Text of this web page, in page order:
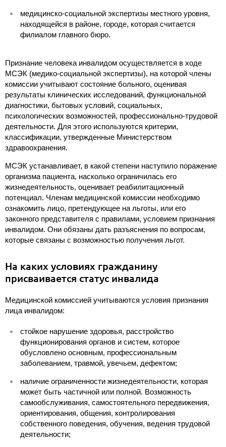
медицинско-социальной экспертизы местного уровня,
находящейся в районе, городе, которая считается
филиалом главного бюро.
Признание человека инвалидом осуществляется в ходе
МСЭК (медико-социальной экспертизы), на которой члены
комиссии учитывают состояние больного, оценивая
результаты клинических исследований, функциональной
диагностики, бытовых условий, социальных,
психологических возможностей, профессионально-трудовой
деятельности. Для этого используются критерии,
классификации, утвержденные Министерством
здравоохранения.
МСЭК устанавливает, в какой степени наступило поражение
организма пациента, насколько ограничилась его
жизнедеятельность, оценивает реабилитационный
потенциал. Членам медицинской комиссии необходимо
ознакомить лицо, претендующее на льготы, или его
законного представителя с правилами, условием признания
инвалидом. Они обязаны дать разъяснения по вопросам,
которые связаны с возможностью получения льгот.
На каких условиях гражданину
присваивается статус инвалида
Медицинской комиссией учитываются условия признания
лица инвалидом:
стойкое нарушение здоровья, расстройство
функционирования органов и систем, которое
обусловлено основным, профессиональным
заболеванием, травмой, увечьем, дефектом;
наличие ограниченности жизнедеятельности, которая
может быть частичной или полной. Возможность
самообслуживания, самостоятельного передвижения,
ориентирования, общения, контролирования
собственного поведения, обучения, ведения трудовой
деятельности;